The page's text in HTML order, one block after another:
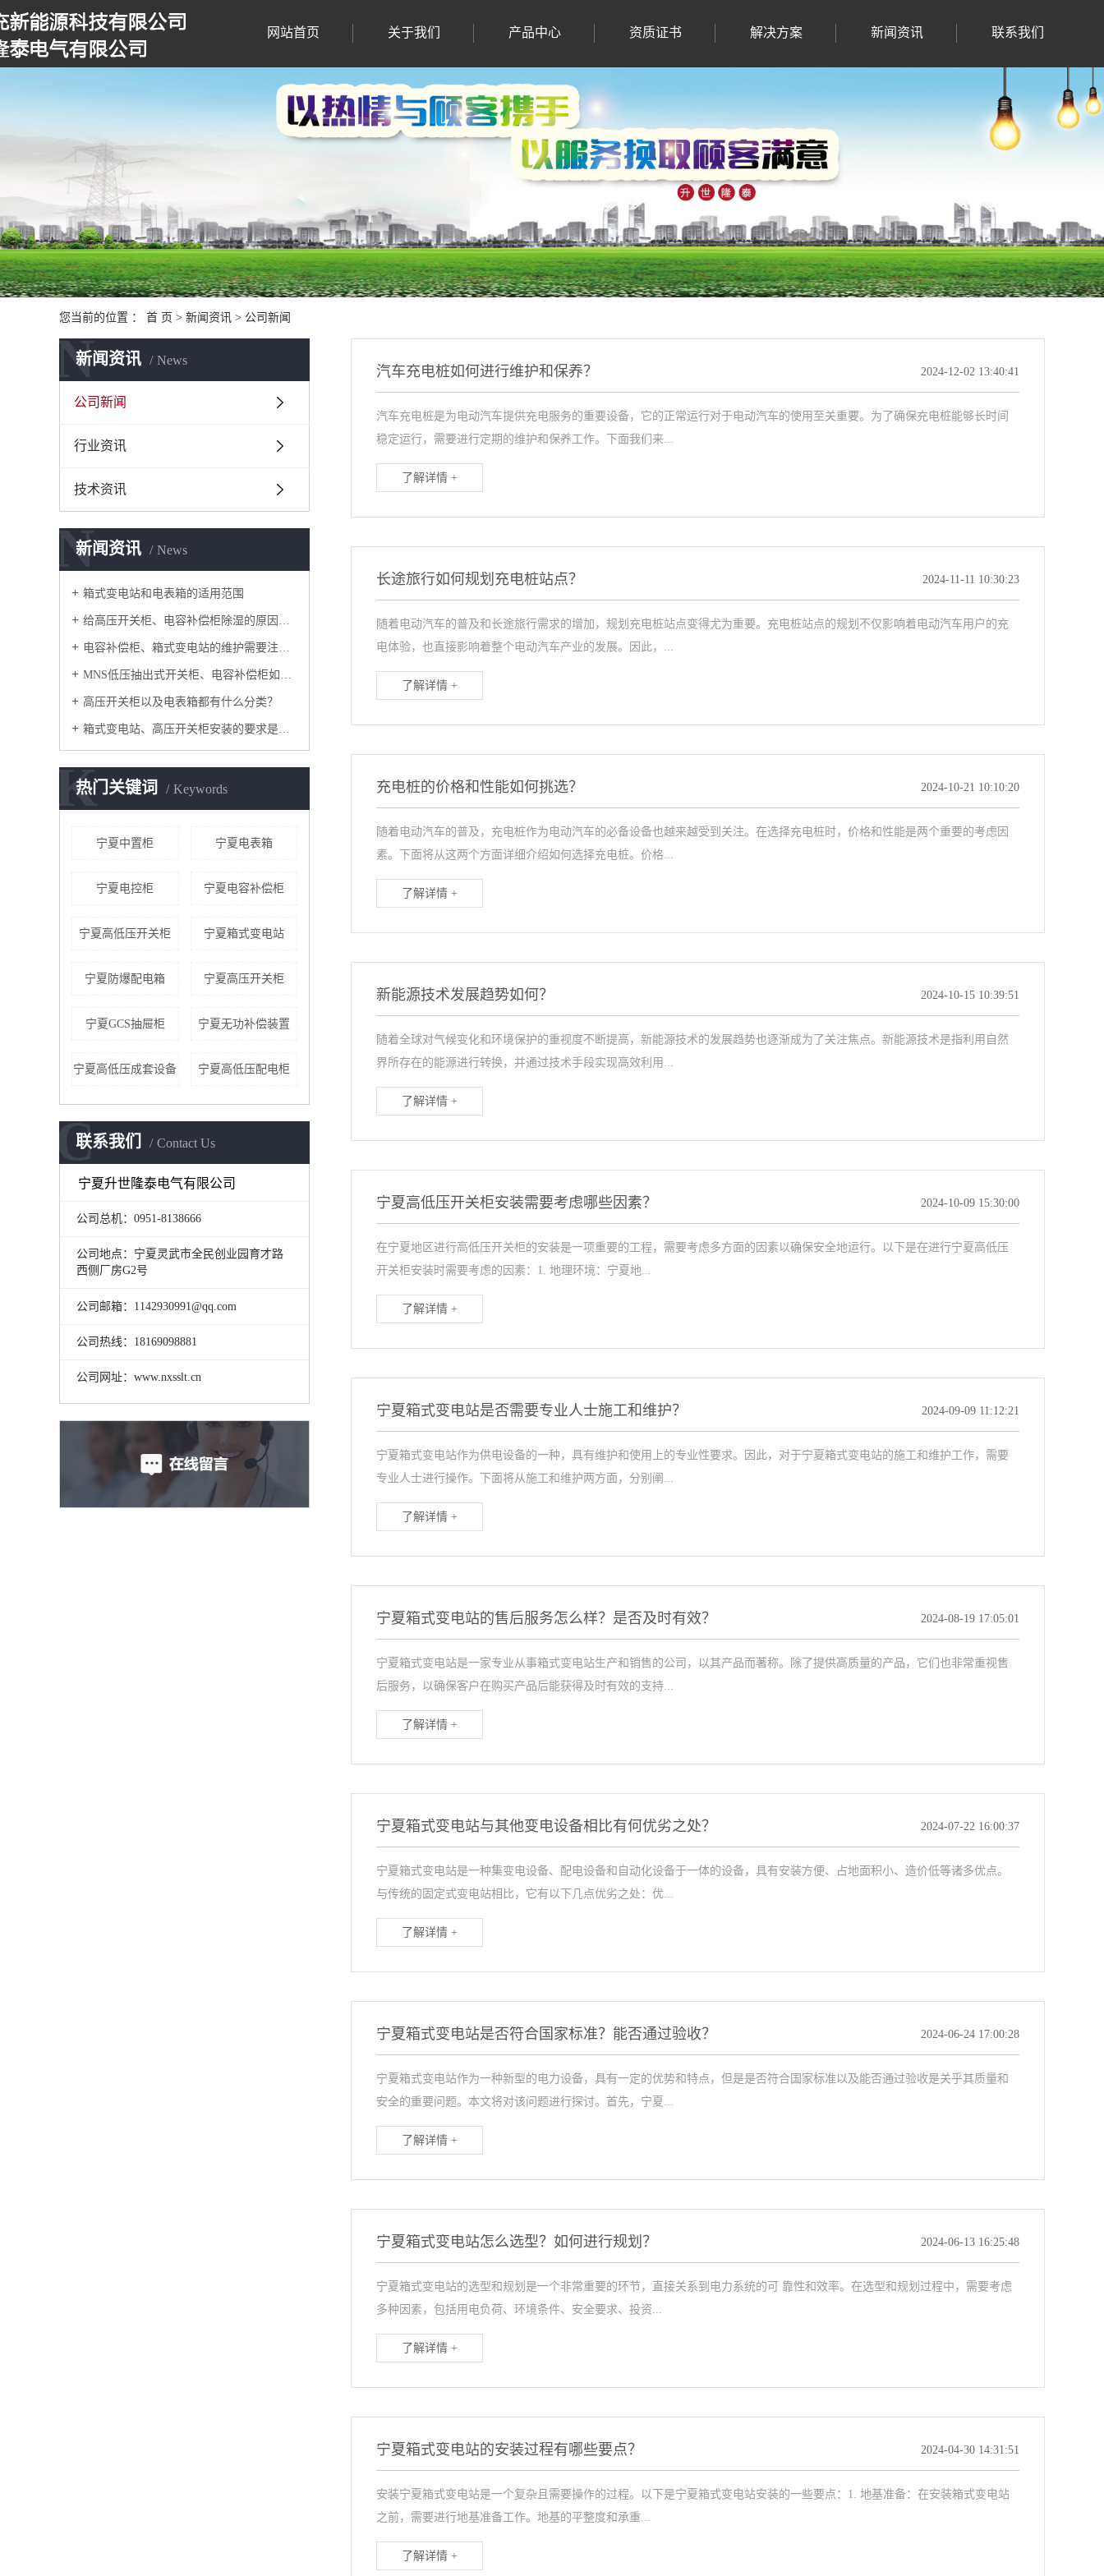
网站首页 关于我们 产品中心 资质证书 解决方案 新闻资讯 联系我们
您当前的位置 ： 首 页 > 新闻资讯 > 公司新闻
新闻资讯 News
N
公司新闻
行业资讯
技术资讯
新闻资讯 News
N
箱式变电站和电表箱的适用范围
给高压开关柜、电容补偿柜除湿的原因是什么？
电容补偿柜、箱式变电站的维护需要注意什么？
MNS低压抽出式开关柜、电容补偿柜如何保持较长使用寿命？
高压开关柜以及电表箱都有什么分类？
箱式变电站、高压开关柜安装的要求是什么？
热门关键词 Keywords
K
宁夏中置柜 宁夏电表箱
宁夏电控柜 宁夏电容补偿柜
宁夏高低压开关柜 宁夏箱式变电站
宁夏防爆配电箱 宁夏高压开关柜
宁夏GCS抽屉柜 宁夏无功补偿装置
宁夏高低压成套设备 宁夏高低压配电柜
联系我们 Contact Us
C
宁夏升世隆泰电气有限公司
公司总机： 0951-8138666
公司地点：宁夏灵武市全民创业园育才路
西侧厂房G2号
公司邮箱：1142930991@qq.com
公司热线：18169098881
公司网址：www.nxsslt.cn
汽车充电桩如何进行维护和保养？ 2024-12-02 13:40:41
汽车充电桩是为电动汽车提供充电服务的重要设备，它的正常运行对于电动汽车的使用至关重要。为了确保充电桩能够长时间
稳定运行，需要进行定期的维护和保养工作。下面我们来...
了解详情 +
长途旅行如何规划充电桩站点？ 2024-11-11 10:30:23
随着电动汽车的普及和长途旅行需求的增加，规划充电桩站点变得尤为重要。充电桩站点的规划不仅影响着电动汽车用户的充
电体验，也直接影响着整个电动汽车产业的发展。因此，...
了解详情 +
充电桩的价格和性能如何挑选？ 2024-10-21 10:10:20
随着电动汽车的普及，充电桩作为电动汽车的必备设备也越来越受到关注。在选择充电桩时，价格和性能是两个重要的考虑因
素。下面将从这两个方面详细介绍如何选择充电桩。价格...
了解详情 +
新能源技术发展趋势如何？ 2024-10-15 10:39:51
随着全球对气候变化和环境保护的重视度不断提高，新能源技术的发展趋势也逐渐成为了关注焦点。新能源技术是指利用自然
界所存在的能源进行转换，并通过技术手段实现高效利用...
了解详情 +
宁夏高低压开关柜安装需要考虑哪些因素？ 2024-10-09 15:30:00
在宁夏地区进行高低压开关柜的安装是一项重要的工程，需要考虑多方面的因素以确保安全地运行。以下是在进行宁夏高低压
开关柜安装时需要考虑的因素：1. 地理环境：宁夏地...
了解详情 +
宁夏箱式变电站是否需要专业人士施工和维护？ 2024-09-09 11:12:21
宁夏箱式变电站作为供电设备的一种，具有维护和使用上的专业性要求。因此，对于宁夏箱式变电站的施工和维护工作，需要
专业人士进行操作。下面将从施工和维护两方面，分别阐...
了解详情 +
宁夏箱式变电站的售后服务怎么样？是否及时有效？ 2024-08-19 17:05:01
宁夏箱式变电站是一家专业从事箱式变电站生产和销售的公司，以其产品而著称。除了提供高质量的产品，它们也非常重视售
后服务，以确保客户在购买产品后能获得及时有效的支持...
了解详情 +
宁夏箱式变电站与其他变电设备相比有何优劣之处？ 2024-07-22 16:00:37
宁夏箱式变电站是一种集变电设备、配电设备和自动化设备于一体的设备，具有安装方便、占地面积小、造价低等诸多优点。
与传统的固定式变电站相比，它有以下几点优劣之处：优...
了解详情 +
宁夏箱式变电站是否符合国家标准？能否通过验收？ 2024-06-24 17:00:28
宁夏箱式变电站作为一种新型的电力设备，具有一定的优势和特点，但是是否符合国家标准以及能否通过验收是关乎其质量和
安全的重要问题。本文将对该问题进行探讨。首先，宁夏...
了解详情 +
宁夏箱式变电站怎么选型？如何进行规划？ 2024-06-13 16:25:48
宁夏箱式变电站的选型和规划是一个非常重要的环节，直接关系到电力系统的可 靠性和效率。在选型和规划过程中，需要考虑
多种因素，包括用电负荷、环境条件、安全要求、投资...
了解详情 +
宁夏箱式变电站的安装过程有哪些要点？ 2024-04-30 14:31:51
安装宁夏箱式变电站是一个复杂且需要操作的过程。以下是宁夏箱式变电站安装的一些要点：1. 地基准备：在安装箱式变电站
之前，需要进行地基准备工作。地基的平整度和承重...
了解详情 +